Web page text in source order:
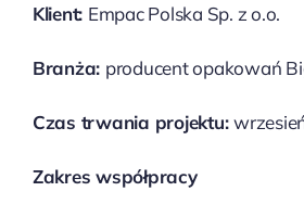
Klient: Empac Polska Sp. z o.o.
Branża: producent opakowań
Czas trwania projektu:
Zakres współpracy